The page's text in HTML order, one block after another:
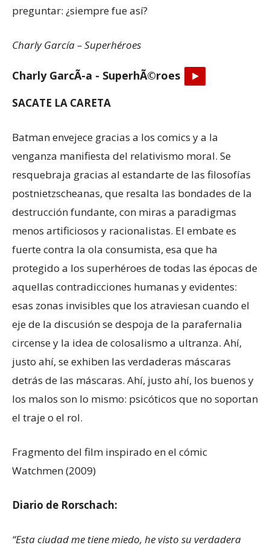
preguntar: ¿siempre fue así?
Charly García – Superhéroes
Charly GarcÃ-a - SuperhÃ©roes
SACATE LA CARETA
Batman envejece gracias a los comics y a la
venganza manifiesta del relativismo moral. Se
resquebraja gracias al estandarte de las filosofías
postnietzscheanas, que resalta las bondades de la
destrucción fundante, con miras a paradigmas
menos artificiosos y racionalistas. El embate es
fuerte contra la ola consumista, esa que ha
protegido a los superhéroes de todas las épocas de
aquellas contradicciones humanas y evidentes:
esas zonas invisibles que los atraviesan cuando el
eje de la discusión se despoja de la parafernalia
circense y la idea de colosalismo a ultranza. Ahí,
justo ahí, se exhiben las verdaderas máscaras
detrás de las máscaras. Ahí, justo ahí, los buenos y
los malos son lo mismo: psicóticos que no soportan
el traje o el rol.
Fragmento del film inspirado en el cómic
Watchmen (2009)
Diario de Rorschach:
“Esta ciudad me tiene miedo, he visto su verdadera